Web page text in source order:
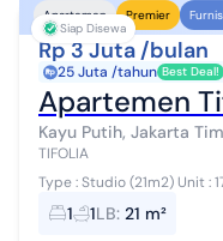
Siap Disewa
Apartemen Premier
Rp 3 Juta /bulan
25 Juta /tahun Best Deal!
Apartemen
Kayu Putih, Jakarta
TIFOLIA
Type : Studio (21m2) Unit : 1715 Fasilitas : AC Ranjang 160 x 200
Kulkas Lemari Pakaian Meja Rias Rak Sepatu TV LG 42" Kamar Mandi :
1 1LB: 21 m²